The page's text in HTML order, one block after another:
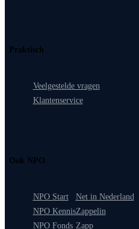
Praktisch
Veelgestelde vragen
Klantenservice
Ook NPO
NPO Start
NPO Kennis
NPO Fonds
Net in Nederland
Zappelin
Zapp